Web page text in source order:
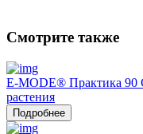
Смотрите также
E-MODE® Практика 90
растения
Подробнее